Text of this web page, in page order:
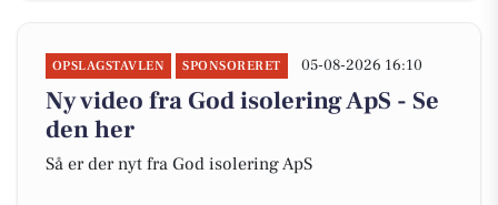
OPSLAGSTAVLEN SPONSORERET 05-08-2026 16:10
Ny video fra God isolering ApS - Se
den her
Så er der nyt fra God isolering ApS